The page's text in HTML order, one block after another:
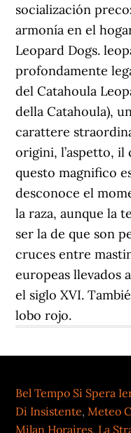
Bel Tempo Si Spera
Di Insistente,Meteo
Milan Horaires, La